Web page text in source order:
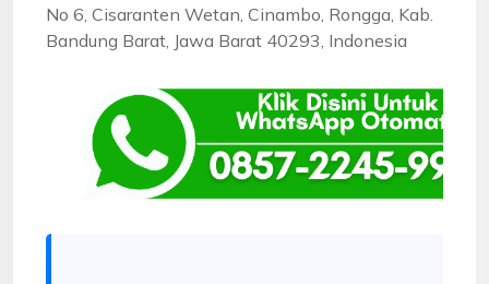
No 6, Cisaranten Wetan, Cinambo, Rongga, Kab.
Bandung Barat, Jawa Barat 40293, Indonesia